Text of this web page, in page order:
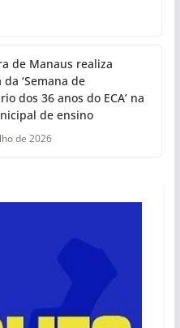
de Manaus realiza
‘Semana de
dos 36 anos do ECA’ na
de ensino
de 2026